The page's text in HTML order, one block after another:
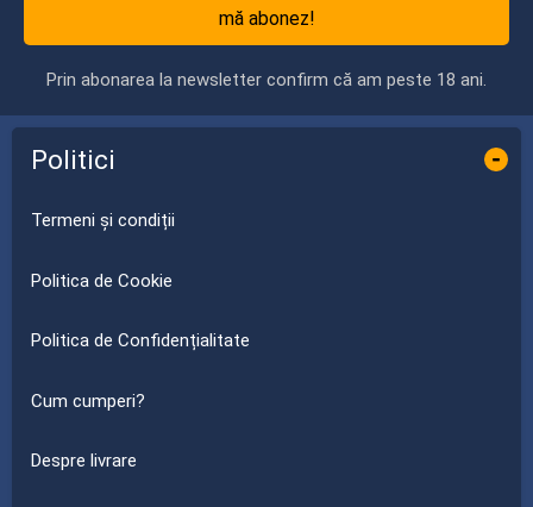
mă abonez!
Prin abonarea la newsletter confirm că am peste 18 ani.
Politici -
Termeni și condiții
Politica de Cookie
Politica de Confidențialitate
Cum cumperi?
Despre livrare